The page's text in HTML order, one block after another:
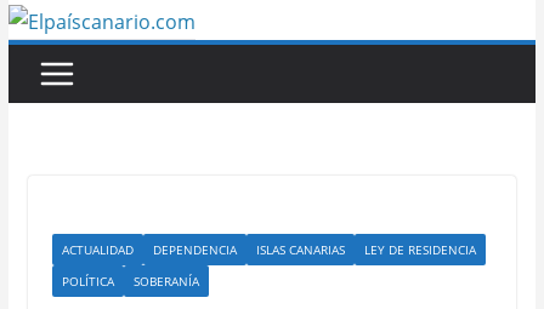
ACTUALIDAD DEPENDENCIA ISLAS CANARIAS
LEY DE RESIDENCIA
POLÍTICA
SOBERANÍA